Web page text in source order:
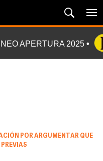
APERTURA 2025
POR ARGUMENTAR QUE